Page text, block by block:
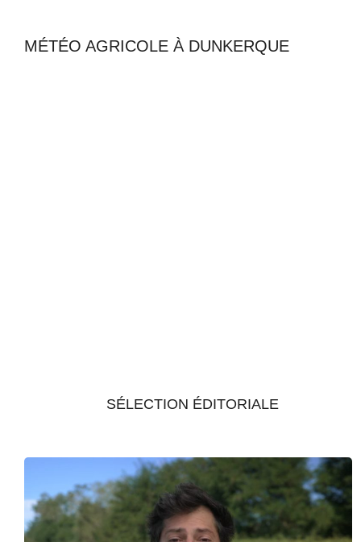
MÉTÉO AGRICOLE À DUNKERQUE
SÉLECTION ÉDITORIALE